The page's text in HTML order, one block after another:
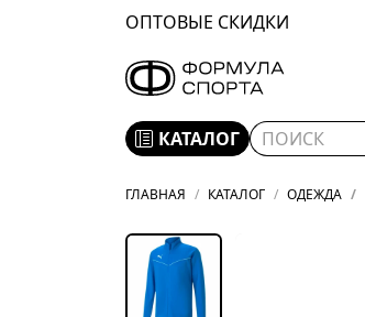
ОПТОВЫЕ СКИДКИ
КАТАЛОГ
ГЛАВНАЯ КАТАЛОГ ОДЕЖДА